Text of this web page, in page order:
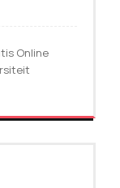
Online